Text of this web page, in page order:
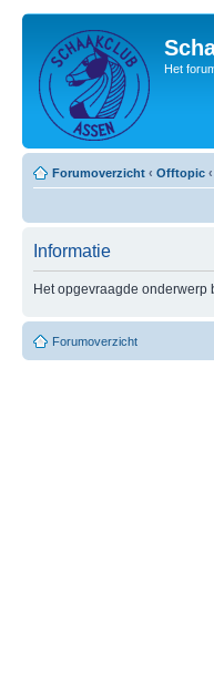
Het
Forumoverzicht ‹ Offtopic ‹
Informatie
Het opgevraagde onderwerp
Forumoverzicht